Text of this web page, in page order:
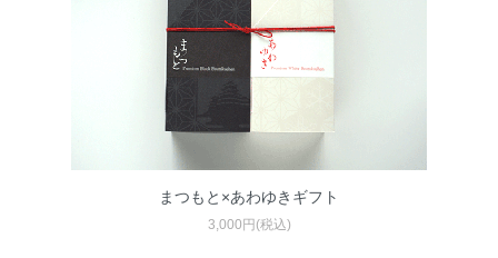
まつもと×あわゆきギフト
3,000円(税込)